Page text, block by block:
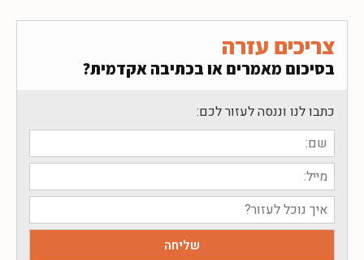
צריכים עזרה
בסיכום מאמרים או בכתיבה אקדמית?
כתבו לנו וננסה לעזור לכם: